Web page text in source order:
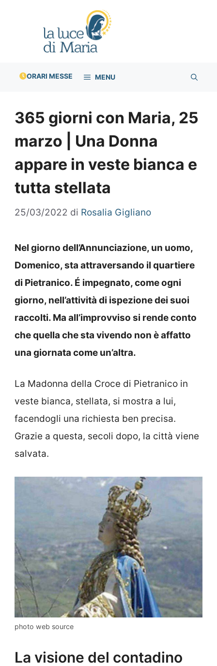
ORARI MESSE MENU
365 giorni con Maria, 25
marzo | Una Donna
appare in veste bianca e
tutta stellata
25/03/2022 di Rosalia Gigliano
Nel giorno dell’Annunciazione, un uomo,
Domenico, sta attraversando il quartiere
di Pietranico. É impegnato, come ogni
giorno, nell’attività di ispezione dei suoi
raccolti. Ma all’improvviso si rende conto
che quella che sta vivendo non è affatto
una giornata come un’altra.
La Madonna della Croce di Pietranico in
veste bianca, stellata, si mostra a lui,
facendogli una richiesta ben precisa.
Grazie a questa, secoli dopo, la città viene
salvata.
photo web source
La visione del contadino